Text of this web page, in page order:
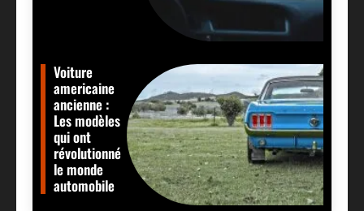
Voiture
americaine
ancienne :
Les modèles
qui ont
révolutionné
le monde
automobile